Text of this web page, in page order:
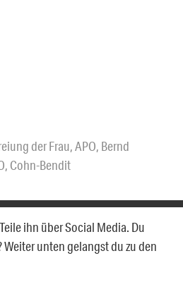
der Frau,APO, Bernd
, Cohn-Bendit
ihn über Social Media. Du
unten gelangst du zu den